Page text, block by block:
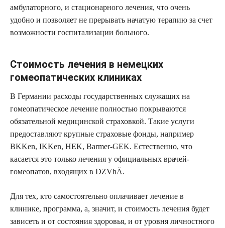
амбулаторного, и стационарного лечения, что очень
удобно и позволяет не прерывать начатую терапию за счет
возможности госпитализации больного.
Стоимость лечения в немецких
гомеопатических клиниках
В Германии расходы государственных служащих на
гомеопатическое лечение полностью покрываются
обязательной медицинской страховкой. Такие услуги
предоставляют крупные страховые фонды, например
BKKen, IKKen, HEK, Barmer-GEK. Естественно, что
касается это только лечения у официальных врачей-
гомеопатов, входящих в DZVhÄ.
Для тех, кто самостоятельно оплачивает лечение в
клинике, программа, а, значит, и стоимость лечения будет
зависеть и от состояния здоровья, и от уровня личностного